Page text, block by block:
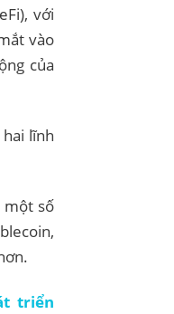
với
vào
của
lĩnh
một số
triển